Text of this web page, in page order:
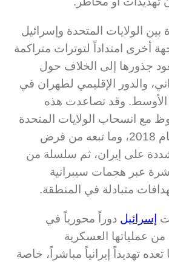
الولايات المتحدة وإسرائيل
أخرى امتداداً لتوترات متراكمة
جذورها إلى الخلاف حول
والدور الإقليمي لطهران في
وقد تصاعدت هذه
مع انسحاب الولايات المتحدة
من الاتفاق النووي عام 2018، وما تبعه من فرض
على إيران، ثم سلسلة من
عبر هجمات سيبرانية
متبادلة في المنطقة.
إسرائيل دوراً محورياً في
عملياتها العسكرية
تهديداً إيرانياً مباشراً، خاصة